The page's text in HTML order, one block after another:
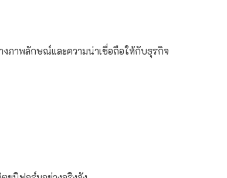
งภาพลักษณ์และความน่าเชื่อถือให้กับธุรกิจ